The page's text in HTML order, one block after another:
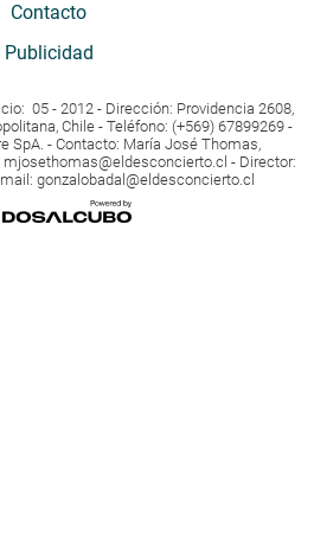
Contacto
Publicidad
05 - 2012 - Dirección: Providencia 2608,
Chile - Teléfono: (+569) 67899269 -
SpA. - Contacto: María José Thomas,
mjosethomas@eldesconcierto.cl - Director:
gonzalobadal@eldesconcierto.cl